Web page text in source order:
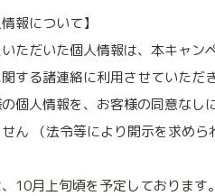
情報について】
ただいた個人情報は、本キャン
する諸連絡に利用させていただ
個人情報を、お客様の同意なし
ん （法令等により開示を求めら
10月上旬頃を予定しておりま